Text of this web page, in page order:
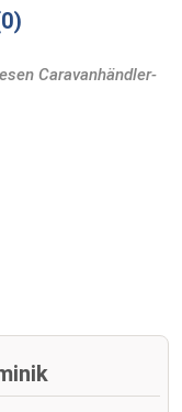
0
Caravanhändler-